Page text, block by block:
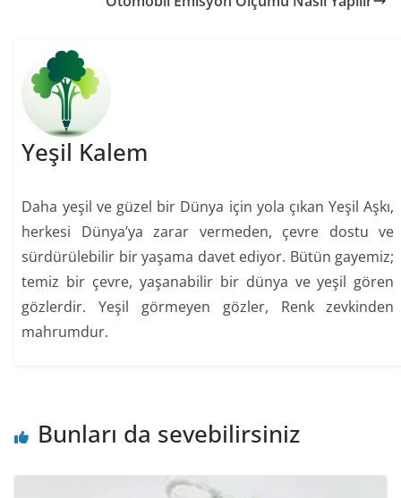
Yeşil Kalem
Daha yeşil ve güzel bir Dünya için yola çıkan Yeşil Aşkı,
herkesi Dünya’ya zarar vermeden, çevre dostu ve
sürdürülebilir bir yaşama davet ediyor. Bütün gayemiz;
temiz bir çevre, yaşanabilir bir dünya ve yeşil gören
gözlerdir. Yeşil görmeyen gözler, Renk zevkinden
mahrumdur.
Bunları da sevebilirsiniz